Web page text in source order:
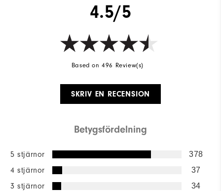
4.5/5
Based on 496 Review(s)
SKRIV EN RECENSION
Betygsfördelning
5 stjärnor 378
4 stjärnor 37
3 stjärnor 34